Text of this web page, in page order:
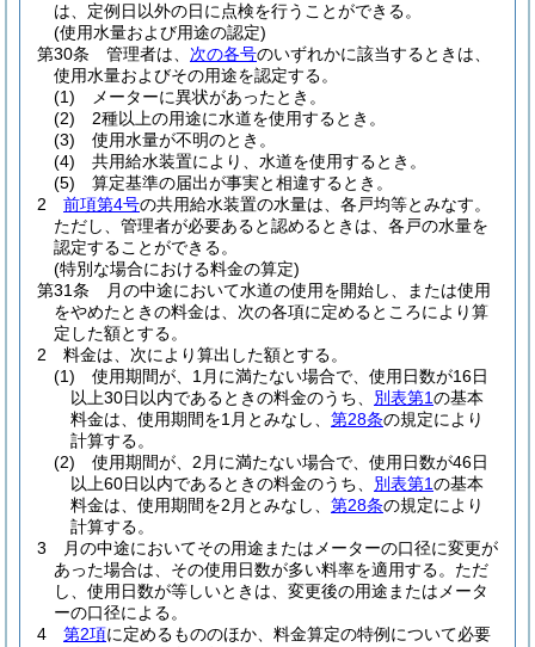
は、定例日以外の日に点検を行うことができる。
(使用水量および用途の認定)
第30条
管理者は、 次の各号のいずれかに該当するときは、
使用水量およびその用途を認定する。
(1)
メーターに異状があったとき。
(2)
2種以上の用途に水道を使用するとき。
(3)
使用水量が不明のとき。
(4)
共用給水装置により、水道を使用するとき。
(5)
算定基準の届出が事実と相違するとき。
2
前項第4号の共用給水装置の水量は、各戸均等とみなす。
ただし、管理者が必要あると認めるときは、各戸の水量を
認定することができる。
(特別な場合における料金の算定)
第31条
月の中途において水道の使用を開始し、または使用
をやめたときの料金は、次の各項に定めるところにより算
定した額とする。
2
料金は、次により算出した額とする。
(1)
使用期間が、1月に満たない場合で、使用日数が16日
以上30日以内であるときの料金のうち、 別表第1の基本
料金は、使用期間を1月とみなし、 第28条の規定により
計算する。
(2)
使用期間が、2月に満たない場合で、使用日数が46日
以上60日以内であるときの料金のうち、 別表第1の基本
料金は、使用期間を2月とみなし、 第28条の規定により
計算する。
3
月の中途においてその用途またはメーターの口径に変更が
あった場合は、その使用日数が多い料率を適用する。 ただ
し、使用日数が等しいときは、変更後の用途またはメータ
ーの口径による。
4
第2項に定めるもののほか、料金算定の特例について必要